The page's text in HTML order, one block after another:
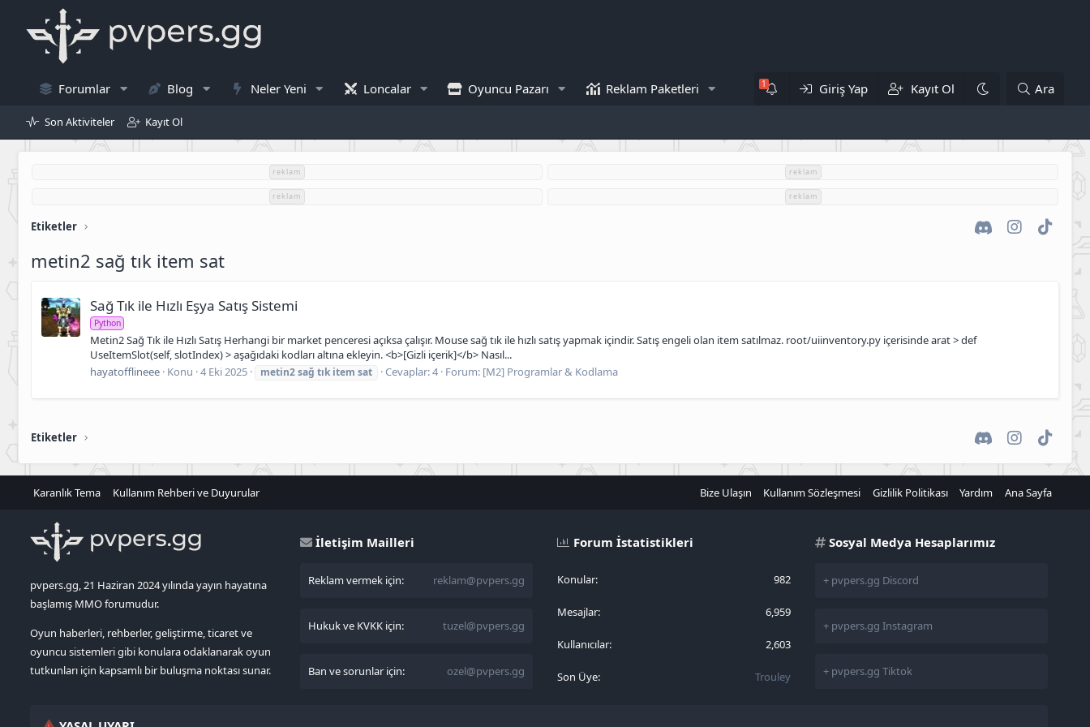
Forumlar Blog Neler Yeni Loncalar Oyuncu Pazarı Reklam Paketleri Giriş Yap Kayıt Ol Ara
Son Aktiviteler Kayıt Ol
reklam reklam
reklam reklam
Etiketler DiscordInstagram
TikTok
metin2 sağ tık item sat
Sağ Tık ile Hızlı Eşya Satış Sistemi
Python
Metin2 Sağ Tık ile Hızlı Satış Herhangi bir market penceresi açıksa çalışır. Mouse sağ tık ile hızlı satış yapmak içindir. Satış engeli olan item satılmaz. root/uiinventory.py içerisinde arat > def
UseItemSlot(self, slotIndex) > aşağıdaki kodları altına ekleyin. <b>[Gizli içerik]</b> Nasıl...
hayatofflineee Konu 4 Eki 2025 metin2sağ tık item sat Cevaplar: 4 Forum: [M2] Programlar & Kodlama
Etiketler DiscordInstagram
TikTok
Karanlık Tema Kullanım Rehberi ve Duyurular Bize Ulaşın Kullanım Sözleşmesi Gizlilik Politikası Yardım Ana Sayfa
pvpers.gg, 21 Haziran 2024 yılında yayın hayatına
başlamış MMO forumudur.
Oyun haberleri, rehberler, geliştirme, ticaret ve
oyuncu sistemleri gibi konulara odaklanarak oyun
tutkunları için kapsamlı bir buluşma noktası sunar.
İletişim Mailleri
Reklam vermek için: reklam@pvpers.gg
Hukuk ve KVKK için: tuzel@pvpers.gg
Ban ve sorunlar için: ozel@pvpers.gg
Forum İstatistikleri
Konular 982
Mesajlar 6,959
Kullanıcılar 2,603
Son Üye Trouley
Sosyal Medya Hesaplarımız
+ pvpers.gg Discord
+ pvpers.gg Instagram
+ pvpers.gg Tiktok